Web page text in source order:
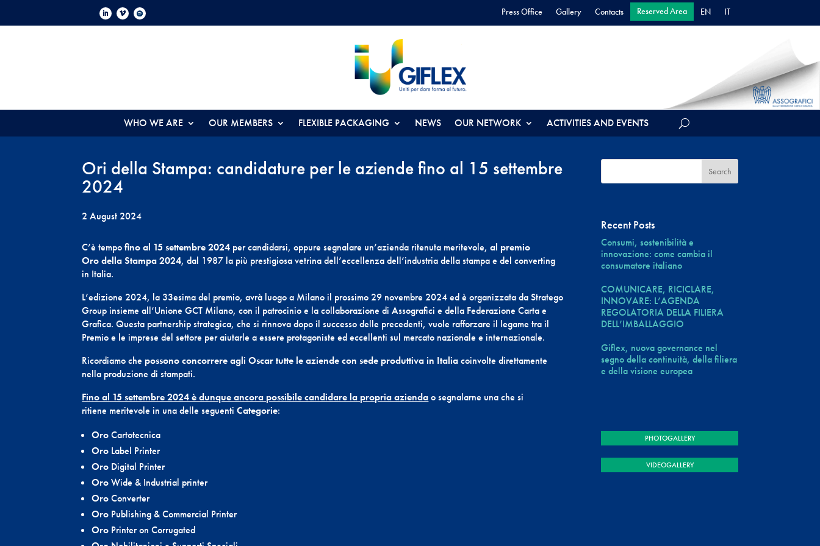
Press Office Gallery Contacts Reserved Area EN IT
WHO WE ARE OUR MEMBERS FLEXIBLE PACKAGING NEWS OUR NETWORK ACTIVITIES AND EVENTS
Ori della Stampa: candidature per le aziende fino al 15 settembre
2024
2 August 2024
C’è tempofino al 15 settembre 2024 per candidarsi, oppure segnalare un’azienda ritenuta meritevole, al premio
Oro della Stampa 2024, dal 1987 la più prestigiosa vetrina dell’eccellenza dell’industria della stampa e del converting
in Italia.
L’edizione 2024, la 33esima del premio, avrà luogo a Milano il prossimo 29 novembre 2024 ed è organizzata da Stratego
Group insieme all’Unione GCT Milano, con il patrocinio e la collaborazione di Assografici e della Federazione Carta e
Grafica. Questa partnership strategica, che si rinnova dopo il successo delle precedenti, vuole rafforzare il legame tra il
Premio e le imprese del settore per aiutarle a essere protagoniste ed eccellenti sul mercato nazionale e internazionale.
Ricordiamo che possono concorrere agli Oscar tutte le aziende con sede produttiva in Italiacoinvolte direttamente
nella produzione di stampati.
Fino al 15 settembre 2024 è dunque ancora possibile candidare la propria aziendao segnalarne una che si
ritiene meritevole in una delle seguentiCategorie:
OroCartotecnica
Oro Label Printer
Oro Digital Printer
OroWide & Industrial printer
OroConverter
Oro Publishing & Commercial Printer
Oro Printer on Corrugated
Recent Posts
Consumi, sostenibilità e
innovazione: come cambia il
consumatore italiano
COMUNICARE, RICICLARE,
INNOVARE: L’AGENDA
REGOLATORIA DELLA FILIERA
DELL’IMBALLAGGIO
Giflex, nuova governance nel
segno della continuità, della filiera
e della visione europea
PHOTOGALLERY
VIDEOGALLERY